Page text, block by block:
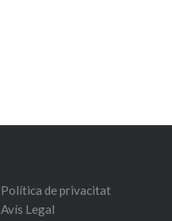
Política de privacitat
Avís Legal